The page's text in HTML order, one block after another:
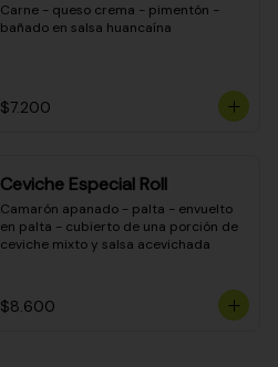
Carne - queso crema - pimentón -
bañado en salsa huancaína
$7.200
Ceviche Especial Roll
Camarón apanado - palta - envuelto
en palta - cubierto de una porción de
ceviche mixto y salsa acevichada
$8.600